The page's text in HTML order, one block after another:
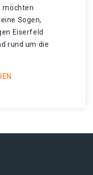
möchten
Sogen,
Eiserfeld
rund um die